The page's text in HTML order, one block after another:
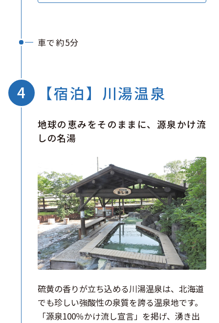
車で約5分
【宿泊】川湯温泉
地球の恵みをそのままに、源泉かけ流
しの名湯
硫黄の香りが立ち込める川湯温泉は、北海道
でも珍しい強酸性の泉質を誇る温泉地です。
「源泉100％かけ流し宣言」を掲げ、湧き出